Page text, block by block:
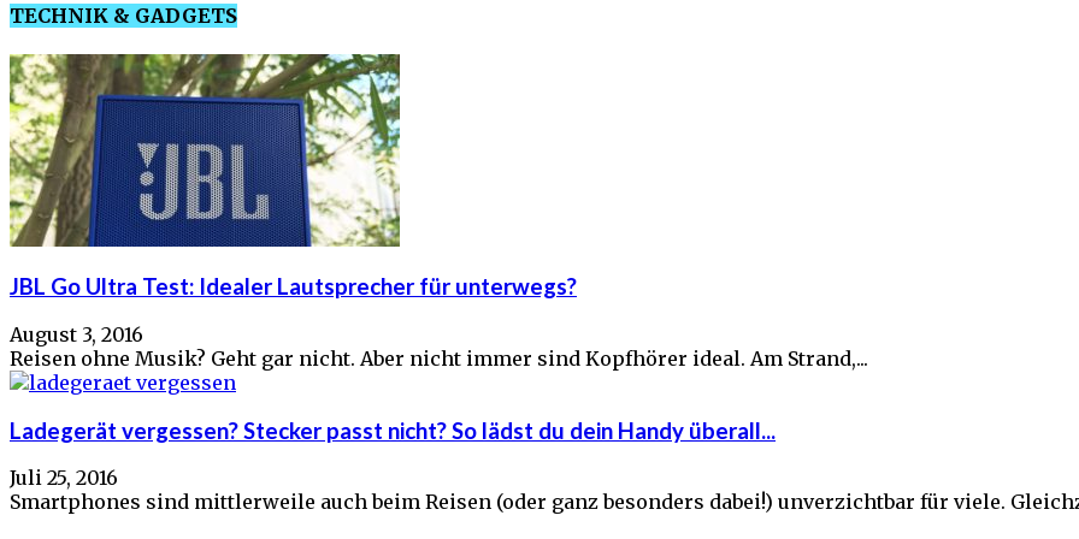
TECHNIK & GADGETS
JBL Go Ultra Test: Idealer Lautsprecher für unterwegs?
August 3, 2016
Reisen ohne Musik? Geht gar nicht. Aber nicht immer sind Kopfhörer ideal. Am Strand,...
Ladegerät vergessen? Stecker passt nicht? So lädst du dein Handy überall...
Juli 25, 2016
Smartphones sind mittlerweile auch beim Reisen (oder ganz besonders dabei!) unverzichtbar für viele.